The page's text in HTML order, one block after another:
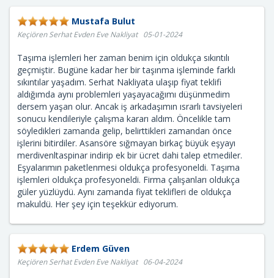
Mustafa Bulut
Keçiören Serhat Evden Eve Nakliyat 05-01-2024
Taşıma işlemleri her zaman benim için oldukça sıkıntılı
geçmiştir. Bugüne kadar her bir taşınma işleminde farklı
sıkıntılar yaşadım. Serhat Nakliyata ulaşıp fiyat teklifi
aldığımda aynı problemleri yaşayacağımı düşünmedim
dersem yaşan olur. Ancak iş arkadaşımın ısrarlı tavsiyeleri
sonucu kendileriyle çalışma kararı aldım. Öncelikle tam
söyledikleri zamanda gelip, belirttikleri zamandan önce
işlerini bitirdiler. Asansöre sığmayan birkaç büyük eşyayı
merdivenltaspinar indirip ek bir ücret dahi talep etmediler.
Eşyalarımın paketlenmesi oldukça profesyoneldi. Taşıma
işlemleri oldukça profesyoneldi. Firma çalışanları oldukça
güler yüzlüydü. Aynı zamanda fiyat teklifleri de oldukça
makuldü. Her şey için teşekkür ediyorum.
Erdem Güven
Keçiören Serhat Evden Eve Nakliyat 06-04-2024